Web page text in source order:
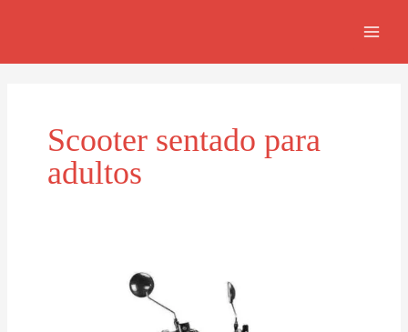
Scooter sentado para
adultos